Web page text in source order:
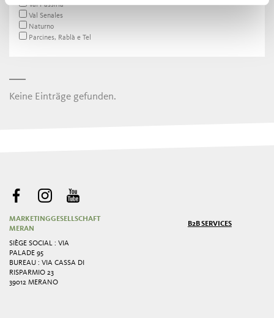
Val Passiria
Val Senales
Naturno
Parcines, Rablà e Tel
Keine Einträge gefunden.
MARKETINGGESELLSCHAFT
MERAN
SIÈGE SOCIAL : VIA
PALADE 95
BUREAU : VIA CASSA DI
RISPARMIO 23
39012 MERANO
B2B SERVICES